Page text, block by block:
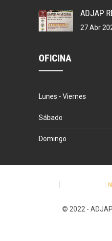
27 Abr
OFICINA
Lunes - Viernes
Sábado
Domingo
© 2022 -